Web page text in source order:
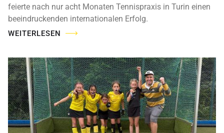
feierte nach nur acht Monaten Tennispraxis in Turin einen
beeindruckenden internationalen Erfolg.
WEITERLESEN